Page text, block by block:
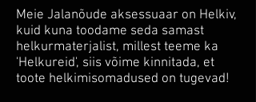
Meie Jalanõude aksessuaar on Helkiv,
kuid kuna toodame seda samast
helkurmaterjalist, millest teeme ka
'Helkureid', siis võime kinnitada, et
toote helkimisomadused on tugevad!